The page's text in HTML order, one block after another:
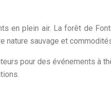
plein air. La forêt de
nature sauvage et
pour des événements à